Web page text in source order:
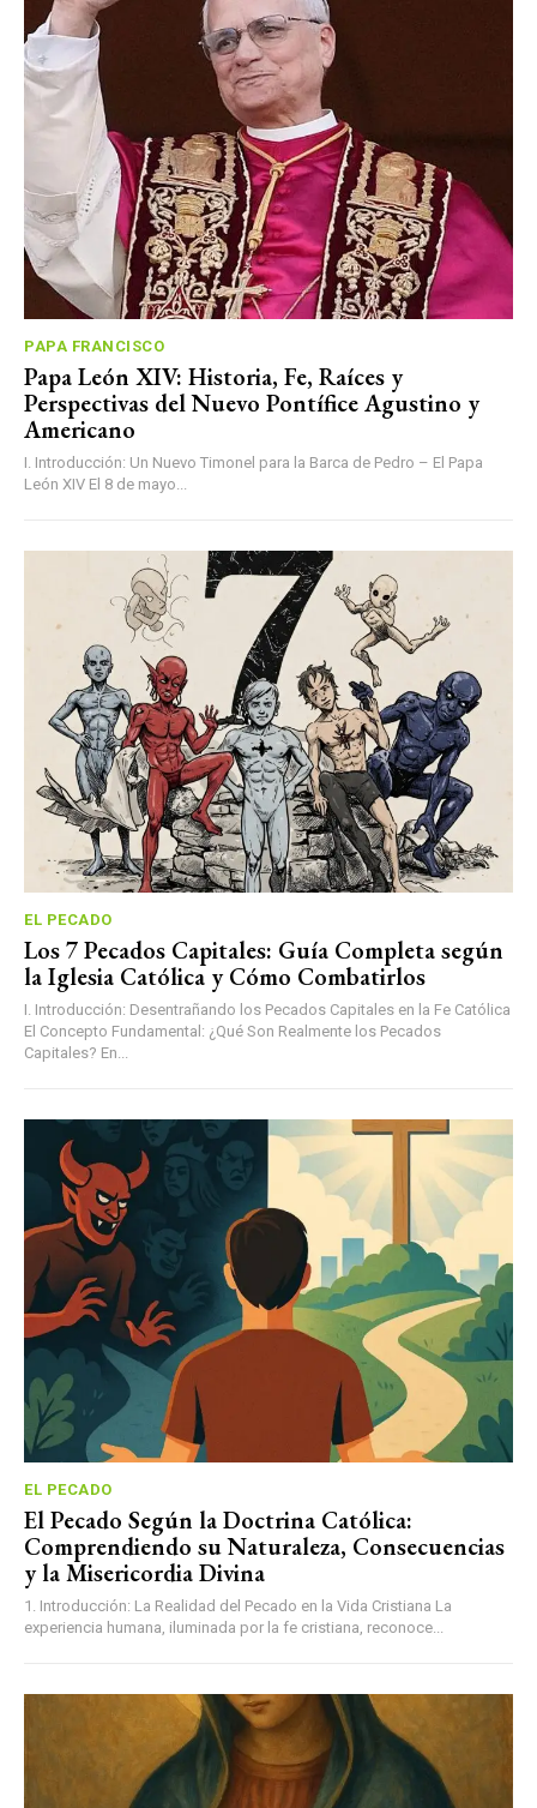
PAPA FRANCISCO
Papa León XIV: Historia, Fe, Raíces y
Perspectivas del Nuevo Pontífice Agustino y
Americano
I. Introducción: Un Nuevo Timonel para la Barca de Pedro – El Papa
León XIV El 8 de mayo...
EL PECADO
Los 7 Pecados Capitales: Guía Completa según
la Iglesia Católica y Cómo Combatirlos
I. Introducción: Desentrañando los Pecados Capitales en la Fe Católica
El Concepto Fundamental: ¿Qué Son Realmente los Pecados
Capitales? En...
EL PECADO
El Pecado Según la Doctrina Católica:
Comprendiendo su Naturaleza, Consecuencias
y la Misericordia Divina
1. Introducción: La Realidad del Pecado en la Vida Cristiana La
experiencia humana, iluminada por la fe cristiana, reconoce...